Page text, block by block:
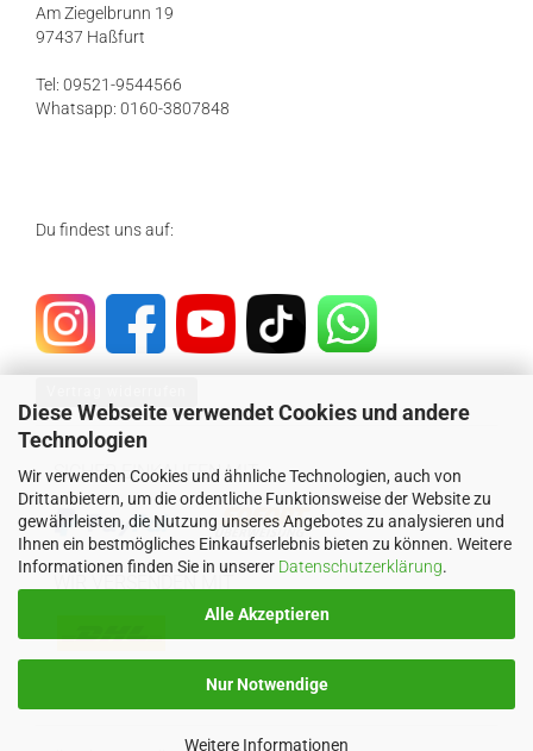
Diese Webseite verwendet Cookies und andere
Technologien
Wir verwenden Cookies und ähnliche Technologien, auch von
Drittanbietern, um die ordentliche Funktionsweise der Website zu
gewährleisten, die Nutzung unseres Angebotes zu analysieren und
Ihnen ein bestmögliches Einkaufserlebnis bieten zu können. Weitere
Informationen finden Sie in unserer Datenschutzerklärung.
Alle Akzeptieren
Nur Notwendige
Weitere Informationen
Am Ziegelbrunn 19
97437 Haßfurt
Tel: 09521-9544566
Whatsapp: 0160-3807848
Du findest uns auf:
SICHER EINKAUFEN MIT